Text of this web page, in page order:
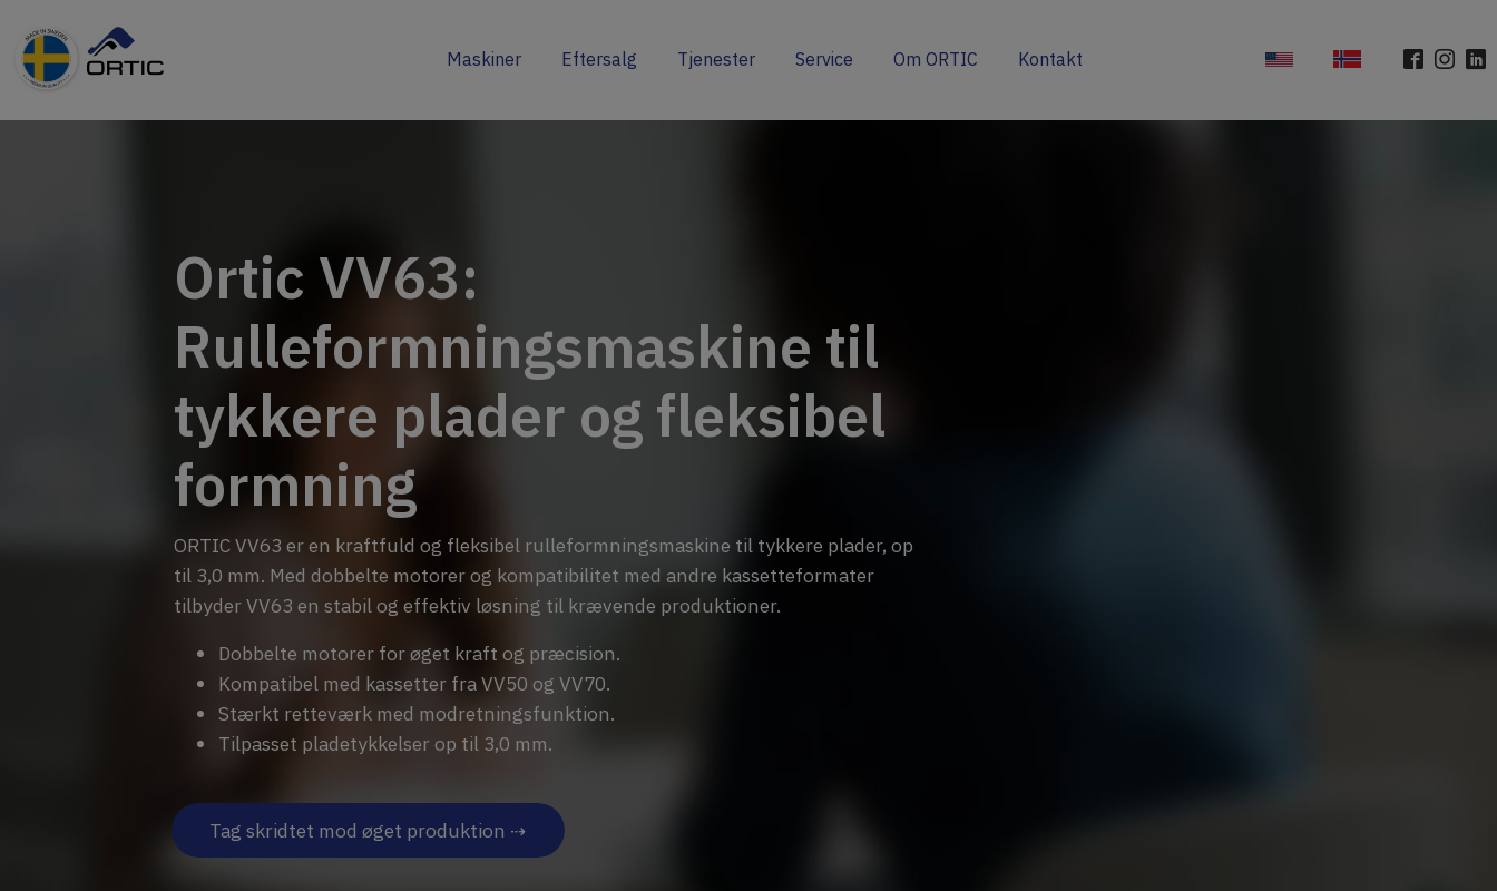
Maskiner Eftersalg Tjenester Service Om ORTIC Kontakt EN NO
Ortic VV63:
Rulleformningsmaskine til
tykkere plader og fleksibel
formning
ORTIC VV63 er en kraftfuld og fleksibel rulleformningsmaskine til tykkere plader, op
til 3,0 mm. Med dobbelte motorer og kompatibilitet med andre kassetteformater
tilbyder VV63 en stabil og effektiv løsning til krævende produktioner.
Dobbelte motorer for øget kraft og præcision.
Kompatibel med kassetter fra VV50 og VV70.
Stærkt retteværk med modretningsfunktion.
Tilpasset pladetykkelser op til 3,0 mm.
Tag skridtet mod øget produktion ⇢